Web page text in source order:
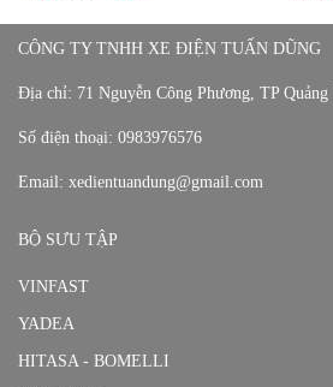
CÔNG TY TNHH XE ĐIỆN TUẤN DŨNG
Địa chỉ: 71 Nguyễn Công Phương, TP
Số điện thoại: 0983976576
Email: xedientuandung@gmail.com
BỘ SƯU TẬP
VINFAST
YADEA
HITASA - BOMELLI